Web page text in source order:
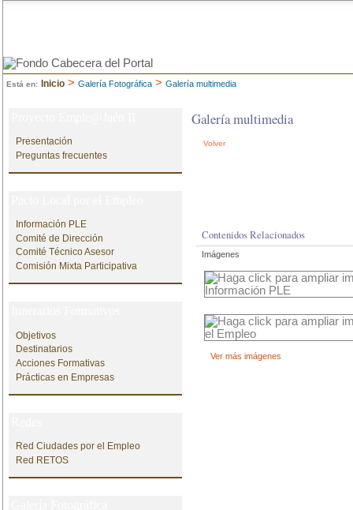
Está en: Inicio > Galería Fotográfica > Galería multimedia
Presentación
Preguntas frecuentes
Información PLE
Comité de Dirección
Comité Técnico Asesor
Comisión Mixta Participativa
Objetivos
Destinatarios
Acciones Formativas
Prácticas en Empresas
Red Ciudades por el Empleo
Red RETOS
Galería multimedia
Volver
Contenidos Relacionados
Imágenes
Ver más imágenes